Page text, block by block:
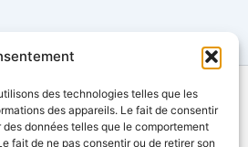
des technologies telles que les
des appareils. Le fait de consentir
données telles que le comportement
fait de ne pas consentir ou de retirer son